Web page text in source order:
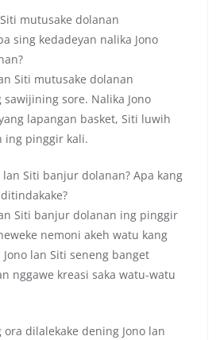
mutusake dolanan
sing kedadeyan nalika Jono
Siti mutusake dolanan
sore. Nalika Jono
lapangan basket, Siti luwih
ing pinggir kali.
lan Siti banjur dolanan? Apa kang
Siti banjur dolanan ing pinggir
nemoni akeh watu kang
lan Siti seneng banget
nggawe kreasi saka watu-watu
ora dilalekake dening Jono lan